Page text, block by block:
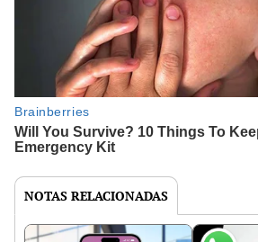
NOTAS RELACIONADAS